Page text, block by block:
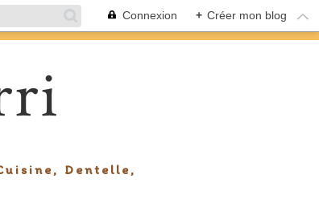
Connexion + Créer mon blog
Dentelle,